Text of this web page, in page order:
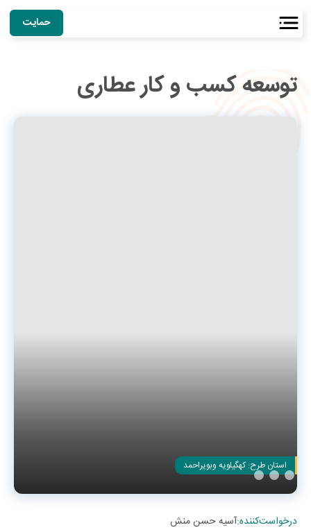
حمایت
توسعه کسب و کار عطاری
استان طرح:کهگیلویه وبویراحمد
درخواست‌کننده:آسیه حسن منش